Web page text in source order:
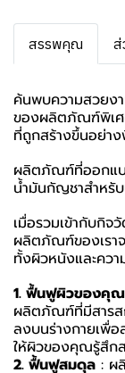
สรรพคุณ ส่
ค้นพบความสวยง
ของผลิตภัณฑ์พิเศ
ที่ถูกสร้างขึ้นอย่า
ผลิตภัณฑ์ที่ออกแบ
น้ำมันกัญชาสำหรับ
เมื่อรวมเข้ากับกิจ
ผลิตภัณฑ์ของเรา
ทั้งผิวหนังและคว
1. ฟื้นฟูผิวของคุณ
ผลิตภัณฑ์ที่มีสารส
ลงบนร่างกายเพื่อ
ให้ผิวของคุณรู้สึก
2. ฟื้นฟูสมดุล : ผ